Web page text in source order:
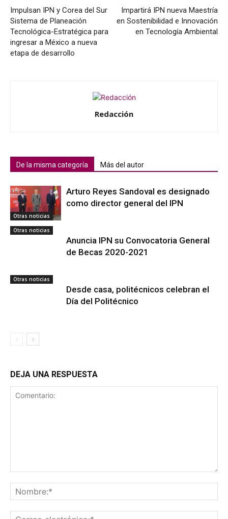
Impulsan IPN y Corea del Sur
Sistema de Planeación
Tecnológica-Estratégica para
ingresar a México a nueva
etapa de desarrollo
Impartirá IPN nueva Maestría
en Sostenibilidad e Innovación
en Tecnología Ambiental
Redacción
De la misma categoría Más del autor
Otras noticias
Arturo Reyes Sandoval es designado
como director general del IPN
Otras noticias
Anuncia IPN su Convocatoria General
de Becas 2020-2021
Otras noticias
Desde casa, politécnicos celebran el
Día del Politécnico
DEJA UNA RESPUESTA